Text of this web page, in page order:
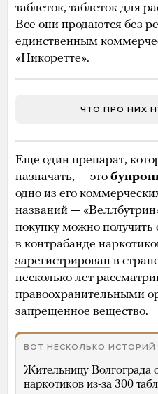
таблеток, таблеток для
Все они продаются без
единственным
«Никоретте».
ЧТО ПРО НИХ
Еще один препарат,
назначать, — это
одно из его
названий —
покупку можно получить
в контрабанде
зарегистрирован в
несколько лет
правоохранительными
запрещенное вещество.
ВОТ НЕСКОЛЬКО
Жительницу Волгограда
наркотиков из-за 300